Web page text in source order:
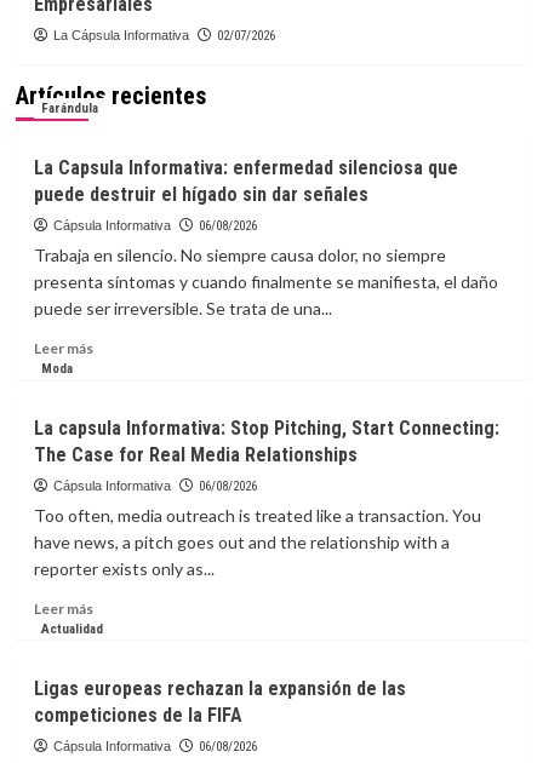
La Cápsula Informativa 02/07/2026
Artículos recientes
Farándula
La Capsula Informativa: enfermedad silenciosa que
puede destruir el hígado sin dar señales
Cápsula Informativa 06/08/2026
Trabaja en silencio. No siempre causa dolor, no siempre
presenta síntomas y cuando finalmente se manifiesta, el daño
puede ser irreversible. Se trata de una...
Leer másLeer
Capsula
Informativa:
enfermedad
que
puede
destruir
hígado
señales
Moda
La capsula Informativa: Stop Pitching, Start Connecting:
The Case for Real Media Relationships
Cápsula Informativa 06/08/2026
Too often, media outreach is treated like a transaction. You
have news, a pitch goes out and the relationship with a
reporter exists only as...
Leer másLeer
más
capsula
Informativa:
Stop
Actualidad
Ligas europeas rechazan la expansión de las
competiciones de la FIFA
Cápsula Informativa 06/08/2026